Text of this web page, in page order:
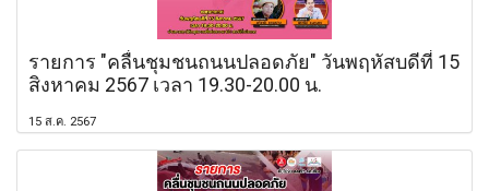
รายการ "คลื่นชุมชนถนนปลอดภัย" วันพฤหัสบดีที่ 15
สิงหาคม 2567 เวลา 19.30-20.00 น.
15 ส.ค. 2567